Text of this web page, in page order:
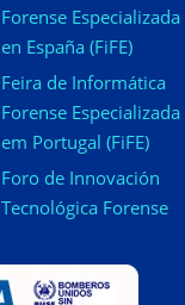
Forense Especializada
en España (FiFE)
Feira de Informática
Forense Especializada
em Portugal (FiFE)
Foro de Innovación
Tecnológica Forense